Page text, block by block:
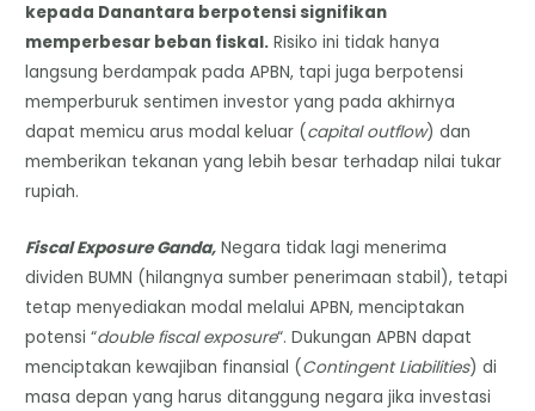
kepada Danantara berpotensi signifikan
memperbesar beban fiskal. Risiko ini tidak hanya
langsung berdampak pada APBN, tapi juga berpotensi
memperburuk sentimen investor yang pada akhirnya
dapat memicu arus modal keluar (capital outflow) dan
memberikan tekanan yang lebih besar terhadap nilai tukar
rupiah.
Fiscal Exposure Ganda, Negara tidak lagi menerima
dividen BUMN (hilangnya sumber penerimaan stabil), tetapi
tetap menyediakan modal melalui APBN, menciptakan
potensi “double fiscal exposure“. Dukungan APBN dapat
menciptakan kewajiban finansial (Contingent Liabilities) di
masa depan yang harus ditanggung negara jika investasi